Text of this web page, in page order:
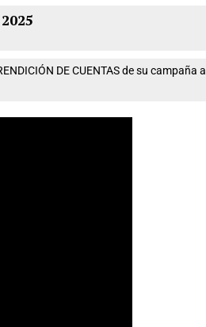
DE CUENTAS de su campaña a